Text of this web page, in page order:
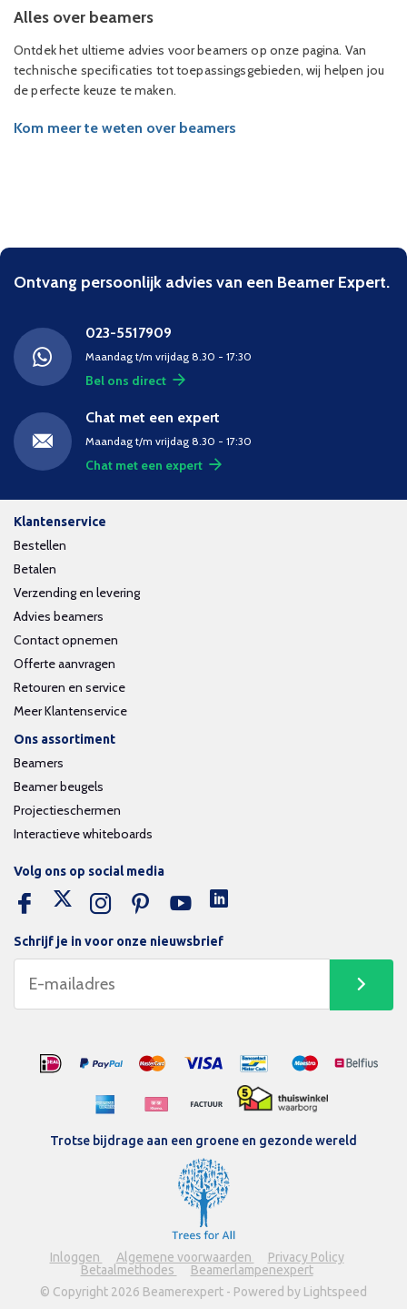
Alles over beamers
Ontdek het ultieme advies voor beamers op onze pagina. Van
technische specificaties tot toepassingsgebieden, wij helpen jou
de perfecte keuze te maken.
Kom meer te weten over beamers
Ontvang persoonlijk advies van een Beamer Expert.
023-5517909
Maandag t/m vrijdag 8.30 - 17:30
Bel ons direct
Chat met een expert
Maandag t/m vrijdag 8.30 - 17:30
Chat met een expert
Klantenservice
Bestellen
Betalen
Verzending en levering
Advies beamers
Contact opnemen
Offerte aanvragen
Retouren en service
Meer Klantenservice
Ons assortiment
Beamers
Beamer beugels
Projectieschermen
Interactieve whiteboards
Schrijf je in voor onze nieuwsbrief
Volg ons op social media
Trotse bijdrage aan een groene en gezonde wereld
Inloggen Algemene voorwaarden
Privacy Policy
Betaalmethodes
Beamerlampenexpert
© Copyright 2026 Beamerexpert - Powered by Lightspeed